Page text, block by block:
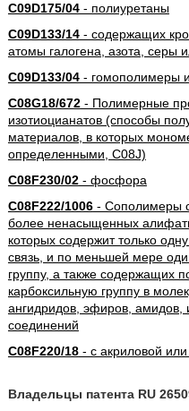
C09D175/04- полиуретаны
C09D133/14- содержащих
атомы галогена, азота, серы
C09D133/04- гомополимеры
C08G18/672- Полимерные
изотиоцианатов (способы
материалов, в которых
определенными, C08J)
C08F230/02- фосфора
C08F222/1006- Сополимеры
более ненасыщенных
которых содержит только
связь, и по меньшей мере
группу, а также содержащих
карбоксильную группу в
ангидридов, эфиров, амидов,
соединений
C08F220/18- с акриловой
Владельцы патента RU